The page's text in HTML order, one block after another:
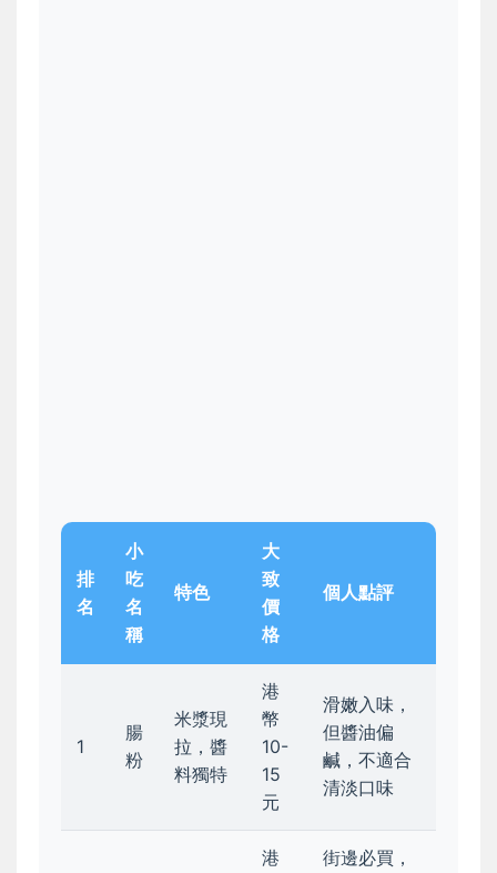
排
名
小
吃
名
稱
特色
大
致
價
格
個人點評
1
腸
粉
米漿現
拉，醬
料獨特
港
幣
10-
15
元
滑嫩入味，
但醬油偏
鹹，不適合
清淡口味
港
街邊必買，